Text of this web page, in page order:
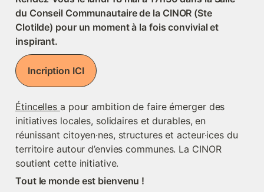
du Conseil Communautaire de la CINOR (Ste
Clotilde) pour un moment à la fois convivial et
Incription ICI
Étincelles a pour ambition de faire émerger des
initiatives locales, solidaires et durables, en
réunissant citoyen·nes, structures et acteur·ices du
territoire autour d’envies communes. La CINOR
Tout le monde est bienvenu !